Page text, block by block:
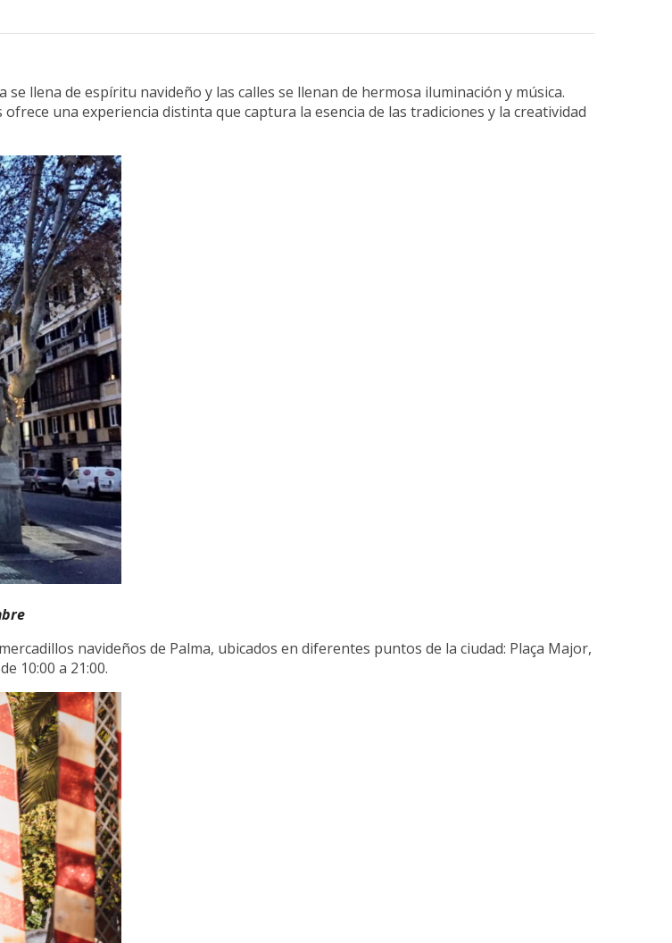
llena de espíritu navideño y las calles se llenan de hermosa iluminación y música.
una experiencia distinta que captura la esencia de las tradiciones y la creatividad
navideños de Palma, ubicados en diferentes puntos de la ciudad: Plaça Major,
10:00 a 21:00.